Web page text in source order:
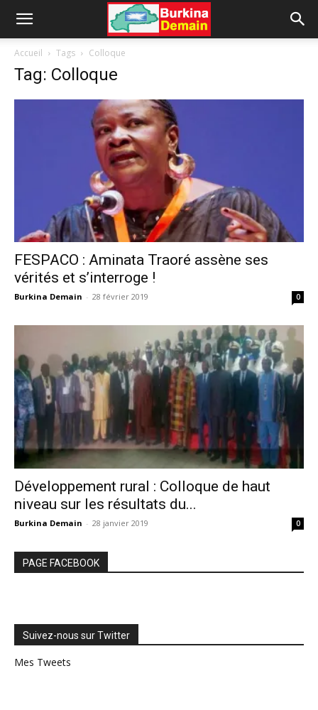
Accueil Tags Colloque
Tag: Colloque
FESPACO : Aminata Traoré assène ses
vérités et s’interroge !
Burkina Demain - 28 février 2019 0
Développement rural : Colloque de haut
niveau sur les résultats du...
Burkina Demain - 28 janvier 2019 0
PAGE FACEBOOK
Suivez-nous sur Twitter
Mes Tweets